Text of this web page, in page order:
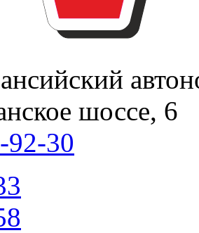
шоссе, 6
92-30